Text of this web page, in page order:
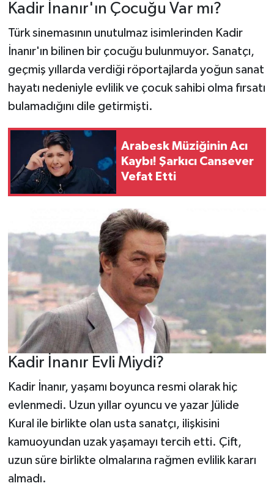
Kadir İnanır'ın Çocuğu Var mı?
Türk sinemasının unutulmaz isimlerinden Kadir
İnanır'ın bilinen bir çocuğu bulunmuyor. Sanatçı,
geçmiş yıllarda verdiği röportajlarda yoğun sanat
hayatı nedeniyle evlilik ve çocuk sahibi olma fırsatı
bulamadığını dile getirmişti.
Arabesk Müziğinin Acı
Kaybı! Şarkıcı Cansever
Vefat Etti
Kadir İnanır Evli Miydi?
Kadir İnanır, yaşamı boyunca resmi olarak hiç
evlenmedi. Uzun yıllar oyuncu ve yazar Jülide
Kural ile birlikte olan usta sanatçı, ilişkisini
kamuoyundan uzak yaşamayı tercih etti. Çift,
uzun süre birlikte olmalarına rağmen evlilik kararı
almadı.